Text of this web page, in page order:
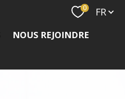
0 Langue
FR
NOUS REJOINDRE